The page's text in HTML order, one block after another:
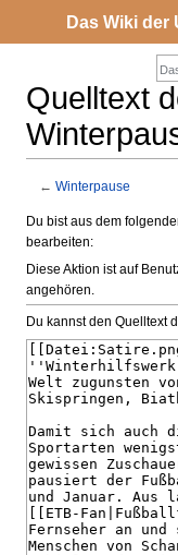
Quelltext
← Winterpause
Zur
Navigation
springen
Zur
Suche
springen
Du bist aus dem
bearbeiten:
Diese Aktion ist auf
angehören.
Du kannst den Quelltext
Das Wiki der